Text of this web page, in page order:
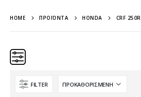
HOME ΠΡΟΪΌΝΤΑ HONDA CRF 250R
Κατηγορίες
FILTER